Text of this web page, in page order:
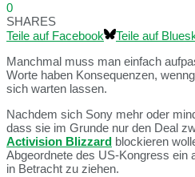
0
SHARES
Teile auf Facebook
Teile auf
Manchmal muss man einfach
Worte haben Konsequenzen,
sich warten lassen.
Nachdem sich Sony mehr oder
dass sie im Grunde nur den Deal
Activision Blizzard blockieren
Abgeordnete des US-Kongress ein
in Betracht zu ziehen.